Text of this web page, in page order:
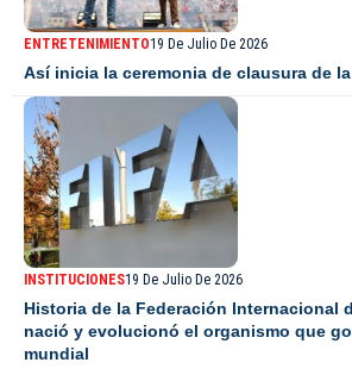
ENTRETENIMIENTO19 De Julio De 2026
Así inicia la ceremonia de clausura de
INSTITUCIONES19 De Julio De 2026
Historia de la Federación Internacional
nació y evolucionó el organismo que
mundial